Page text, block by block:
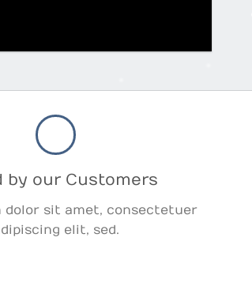
by our Customers
dolor sit amet, consectetuer
elit, sed.